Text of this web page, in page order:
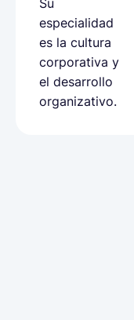
especialidad
es la cultura
corporativa y
el desarrollo
organizativo.